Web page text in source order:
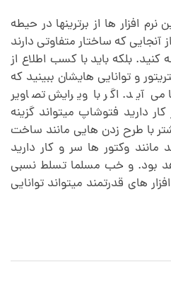
افزار ها از برترینها در حیطه
که ساختار متفاوتی دارند
کنید. بلکه باید با کسب اطلاع از
و توانایی هایشان ببینید که
آید. اگر با ویرایش تصاویر
دارید فتوشاپ میتواند گزینه
با طرح زدن هایی مانند ساخت
مانند وکتور ها سر و کار دارید
بود. و خب مسلما تسلط نسبی
های قدرتمند میتواند توانایی